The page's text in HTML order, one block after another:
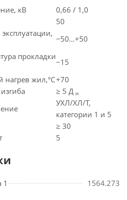
кВ
0,66 / 1,0
50
−50…+50
прокладки
−15
нагрев жил,°C+70
≥ 5 Д н
УХЛ/ХЛ/Т,
категории 1 и 5
≥ 30
5
1
1564.273